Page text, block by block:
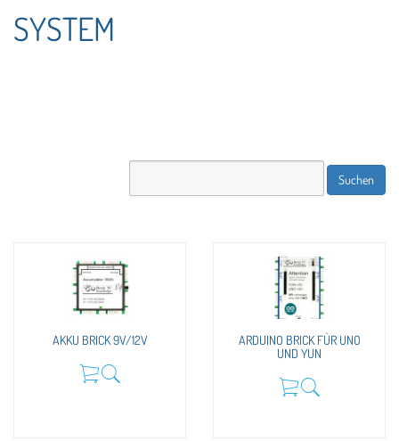
SYSTEM
AKKU BRICK 9V/12V
ARDUINO BRICK FÜR UNO
UND YUN